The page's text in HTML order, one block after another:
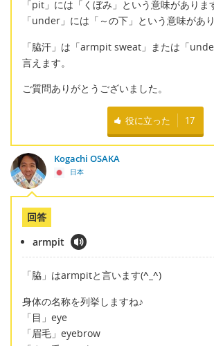
「pit」には「くぼみ」という意味がありま
「under」には「～の下」という意味があり
「脇汗」は「armpit sweat」または「
言えます。
ご質問ありがとうございました。
役に立った 17
Kogachi OSAKA
日本
回答
armpit
「脇」はarmpitと言います(^_^)
身体の名称を列挙しますね♪
「目」eye
「眉毛」eyebrow